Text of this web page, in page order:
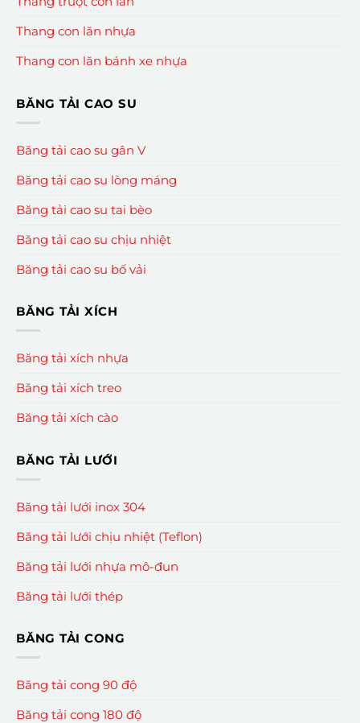
Thang con lăn nhựa
Thang con lăn bánh xe nhựa
BĂNG TẢI CAO SU
Băng tải cao su gân V
Băng tải cao su lòng máng
Băng tải cao su tai bèo
Băng tải cao su chịu nhiệt
Băng tải cao su bố vải
BĂNG TẢI XÍCH
Băng tải xích nhựa
Băng tải xích treo
Băng tải xích cào
BĂNG TẢI LƯỚI
Băng tải lưới inox 304
Băng tải lưới chịu nhiệt (Teflon)
Băng tải lưới nhựa mô-đun
Băng tải lưới thép
BĂNG TẢI CONG
Băng tải cong 90 độ
Băng tải cong 180 độ